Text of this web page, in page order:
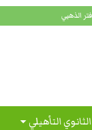
الذهبي
التأهيلي